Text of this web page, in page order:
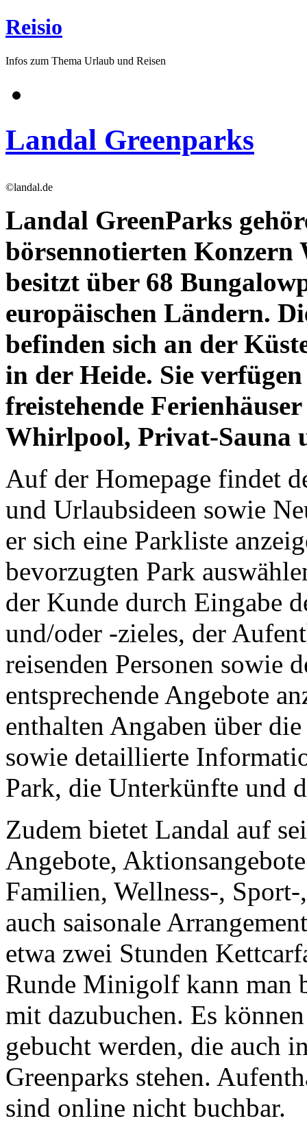
Reisio
Infos zum Thema Urlaub und Reisen
Landal Greenparks
©landal.de
Landal GreenParks
börsennotierten
besitzt über 68
europäischen Ländern.
befinden sich an der
in der Heide. Sie
freistehende
Whirlpool, Privat-Sauna
Auf der Homepage findet
und Urlaubsideen sowie
er sich eine Parkliste
bevorzugten Park
der Kunde durch Eingabe
und/oder -zieles, der
reisenden Personen sowie
entsprechende Angebote
enthalten Angaben über
sowie detaillierte
Park, die Unterkünfte und
Zudem bietet Landal auf
Angebote,
Familien, Wellness-,
auch saisonale
etwa zwei Stunden
Runde Minigolf kann man
mit dazubuchen. Es
gebucht werden, die auch
Greenparks stehen.
sind online nicht buchbar.